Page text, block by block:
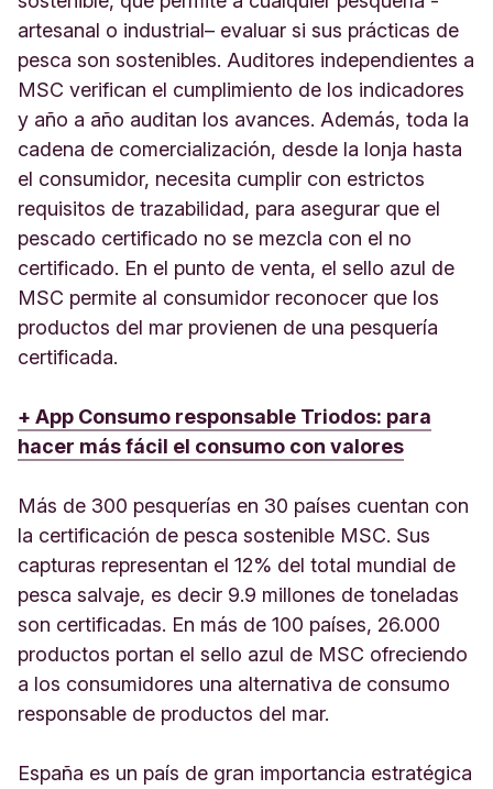
artesanal o industrial– evaluar si sus prácticas de
pesca son sostenibles. Auditores independientes a
MSC verifican el cumplimiento de los indicadores
y año a año auditan los avances. Además, toda la
cadena de comercialización, desde la lonja hasta
el consumidor, necesita cumplir con estrictos
requisitos de trazabilidad, para asegurar que el
pescado certificado no se mezcla con el no
certificado. En el punto de venta, el sello azul de
MSC permite al consumidor reconocer que los
productos del mar provienen de una pesquería
certificada.
+ App Consumo responsable Triodos: para
hacer más fácil el consumo con valores
Más de 300 pesquerías en 30 países cuentan con
la certificación de pesca sostenible MSC. Sus
capturas representan el 12% del total mundial de
pesca salvaje, es decir 9.9 millones de toneladas
son certificadas. En más de 100 países, 26.000
productos portan el sello azul de MSC ofreciendo
a los consumidores una alternativa de consumo
responsable de productos del mar.
España es un país de gran importancia estratégica